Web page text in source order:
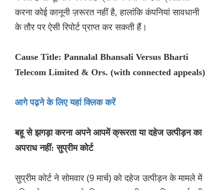
करना कोई कानूनी ज़रूरत नहीं है, हालांकि कंपनियां सावधानी
के तौर पर ऐसी रिपोर्ट प्राप्त कर सकती हैं।
Cause Title: Pannalal Bhansali Versus Bharti
Telecom Limited & Ors. (with connected appeals)
आगे पढ़ने के लिए यहां क्लिक करें
बहू से झगड़ा करना अपने आपमें क्रूरता या दहेज उत्पीड़न का
अपराध नहीं: सुप्रीम कोर्ट
सुप्रीम कोर्ट ने सोमवार (9 मार्च) को दहेज उत्पीड़न के मामले में